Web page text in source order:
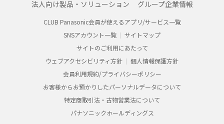
法人向け製品・ソリューション グループ企業情報
CLUB Panasonic会員が使えるアプリ/サービス一覧
SNSアカウント一覧
サイトマップ
サイトのご利用にあたって
ウェブアクセシビリティ方針
個人情報保護方針
会員利用規約/プライバシーポリシー
お客様からお預かりしたパーソナルデータについて
特定商取引法・古物営業法について
パナソニックホールディングス